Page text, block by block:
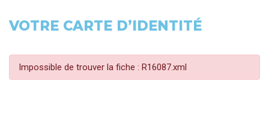
VOTRE CARTE D’IDENTITÉ
Impossible de trouver la fiche : R16087.xml